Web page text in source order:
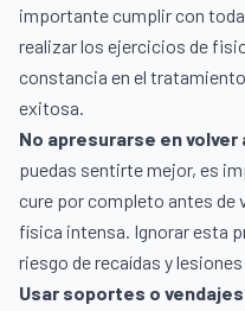
importante cumplir con
realizar los ejercicios de
constancia en el
exitosa.
No apresurarse en
puedas sentirte mejor, es
cure por completo antes de
física intensa. Ignorar esta
riesgo de recaídas y
Usar soportes o